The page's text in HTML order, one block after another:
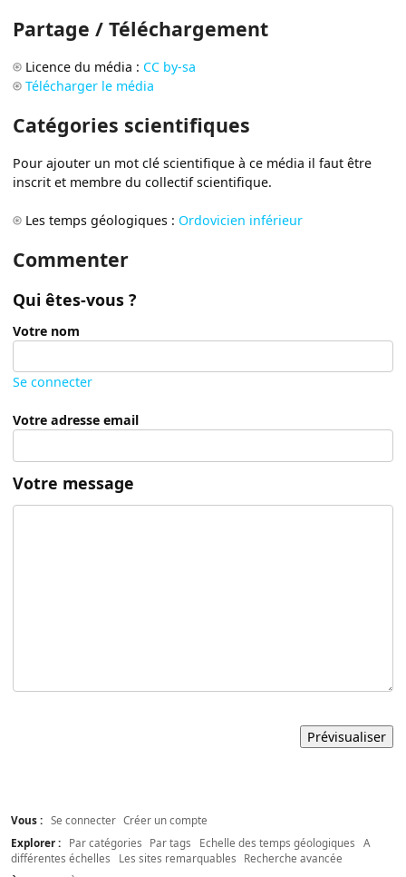
Partage / Téléchargement
Licence du média : CC by-sa
Télécharger le média
Catégories scientifiques
Pour ajouter un mot clé scientifique à ce média il faut être
inscrit et membre du collectif scientifique.
Les temps géologiques : Ordovicien inférieur
Commenter
Qui êtes-vous ?
Votre nom
Se connecter
Votre adresse email
Votre message
Vous : Se connecter Créer un compte
Explorer :
Par catégories Par tags Echelle des temps géologiques
A
différentes échelles
Les sites remarquables
Recherche avancée